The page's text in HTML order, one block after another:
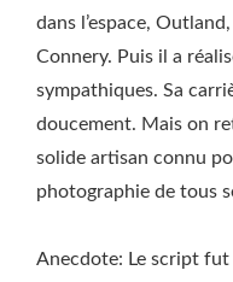
dans l’espace,
Connery. Puis il a
sympathiques. Sa
doucement. Mais on
solide artisan connu
photographie de tous
Anecdote: Le script